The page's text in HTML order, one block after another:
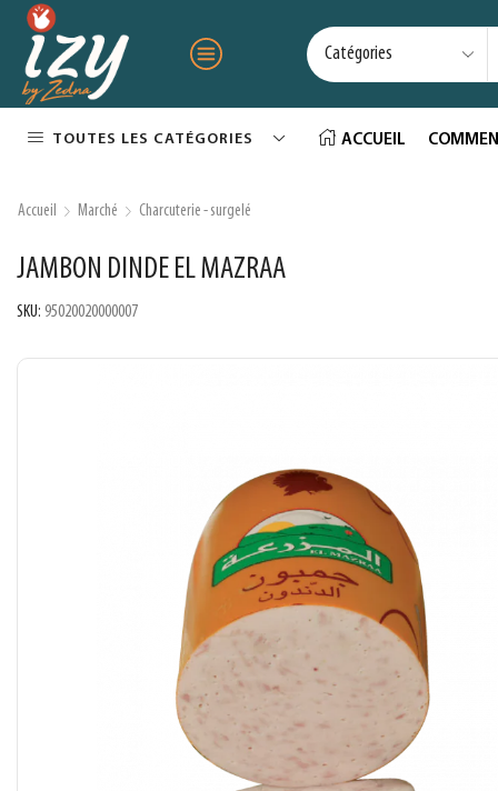
TOUTES LES CATÉGORIES ACCUEIL
Accueil Marché Charcuterie - surgelé
JAMBON DINDE EL MAZRAA
SKU: 95020020000007